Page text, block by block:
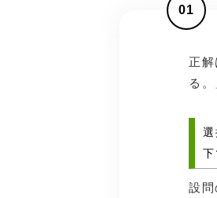
01
正
る
下
設問